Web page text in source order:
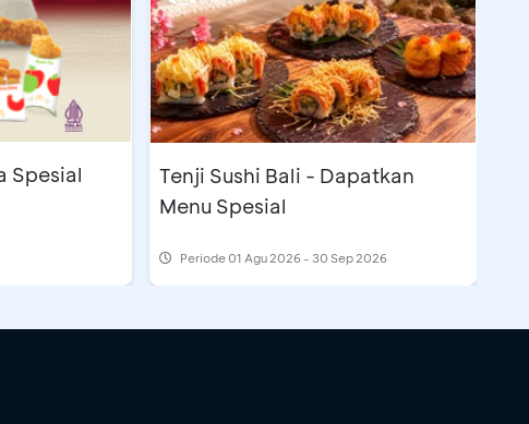
Spesial
Tenji Sushi Bali - Dapatkan
Menu Spesial
Periode01 Agu 2026 - 30 Sep 2026